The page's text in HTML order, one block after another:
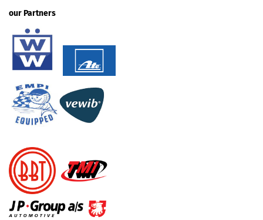
our Partners